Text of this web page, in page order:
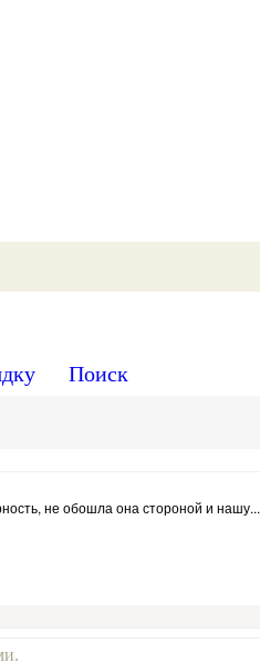
Поиск
не обошла она стороной и нашу...